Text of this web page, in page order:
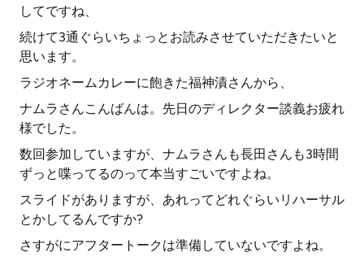
してですね、
続けて3通ぐらいちょっとお読みさせていただきたいと
思います。
ラジオネームカレーに飽きた福神漬さんから、
ナムラさんこんばんは。先日のディレクター談義お疲れ
様でした。
数回参加していますが、ナムラさんも長田さんも3時間
ずっと喋ってるのって本当すごいですよね。
スライドがありますが、あれってどれぐらいリハーサル
とかしてるんですか?
さすがにアフタートークは準備していないですよね。